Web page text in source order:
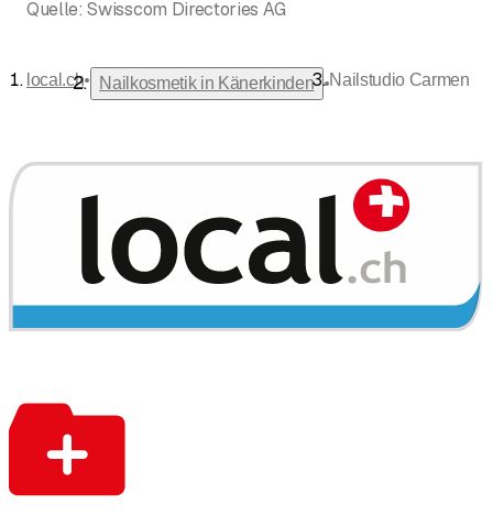
Quelle: Swisscom Directories AG
local.ch• Nailkosmetik in Känerkinden •Nailstudio Carmen